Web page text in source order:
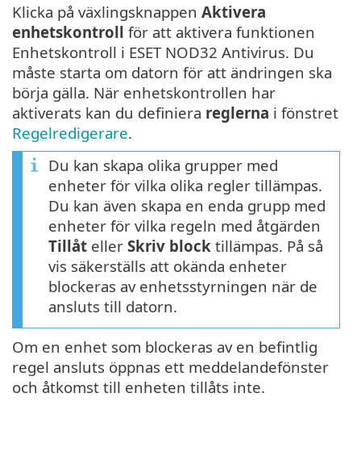
Klicka på växlingsknappen Aktivera
enhetskontroll för att aktivera funktionen
Enhetskontroll i ESET NOD32 Antivirus. Du
måste starta om datorn för att ändringen ska
börja gälla. När enhetskontrollen har
aktiverats kan du definiera reglerna i fönstret
Regelredigerare.
Du kan skapa olika grupper med
enheter för vilka olika regler tillämpas.
Du kan även skapa en enda grupp med
enheter för vilka regeln med åtgärden
Tillåt eller Skriv block tillämpas. På så
vis säkerställs att okända enheter
blockeras av enhetsstyrningen när de
ansluts till datorn.
Om en enhet som blockeras av en befintlig
regel ansluts öppnas ett meddelandefönster
och åtkomst till enheten tillåts inte.